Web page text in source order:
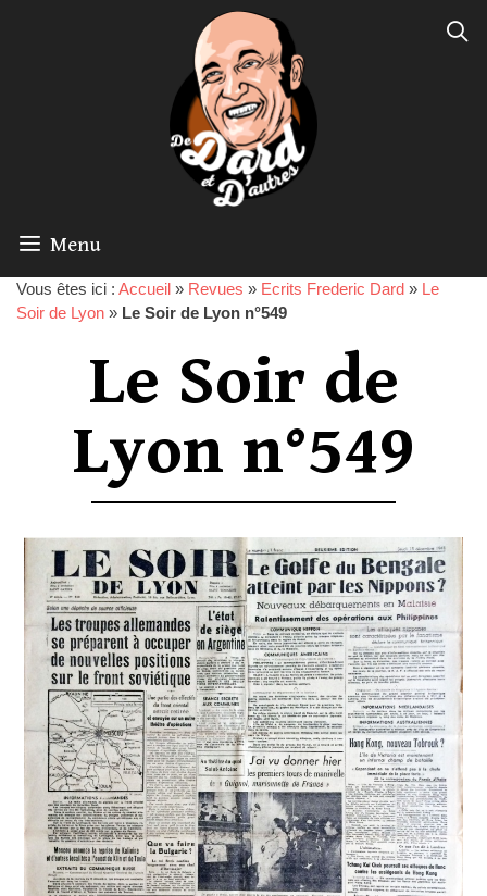
Menu
Vous êtes ici : Accueil » Revues » Ecrits Frederic Dard » Le
Soir de Lyon » Le Soir de Lyon n°549
Le Soir de
Lyon n°549